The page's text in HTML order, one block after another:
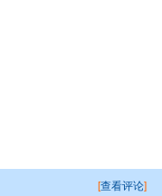
[查看评论]